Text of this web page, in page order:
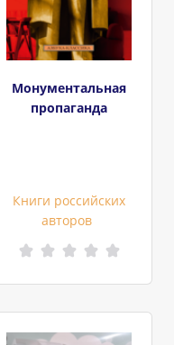
Монументальная
пропаганда
Книги российских
авторов